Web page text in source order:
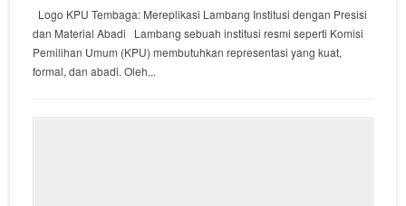
Logo KPU Tembaga: Mereplikasi Lambang Institusi dengan Presisi
dan Material Abadi Lambang sebuah institusi resmi seperti Komisi
Pemilihan Umum (KPU) membutuhkan representasi yang kuat,
formal, dan abadi. Oleh...